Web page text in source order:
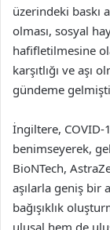
üzerindeki baskı
olması, sosyal
hafifletilmesine
karşıtlığı ve
gündeme
İngiltere, COVID-
benimseyerek,
BioNTech,
aşılarla geniş bir
bağışıklık
ulusal hem de